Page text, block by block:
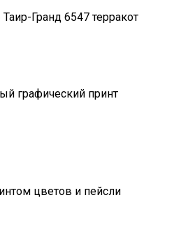
Гранд 6547 терракот
графический принт
цветов и пейсли